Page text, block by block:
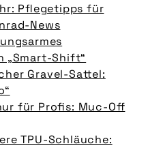
Pflegetipps für
News
„Smart-Shift“
Gravel-Sattel:
für Profis: Muc-Off
TPU-Schläuche: